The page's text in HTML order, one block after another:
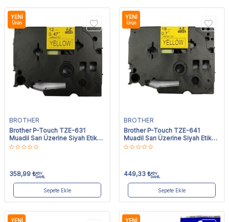
YENI
Ürün
BROTHER
Brother P-Touch TZE-631
Muadil Sarı Üzerine Siyah Etiket
12mm x 8m
358,99 ₺KDV
DAHİL
Sepete Ekle
YENI
Ürün
BROTHER
Brother P-Touch TZE-641
Muadil Sarı Üzerine Siyah Etiket
18mm x 8m
449,33 ₺KDV
DAHİL
Sepete Ekle
YENI YENI